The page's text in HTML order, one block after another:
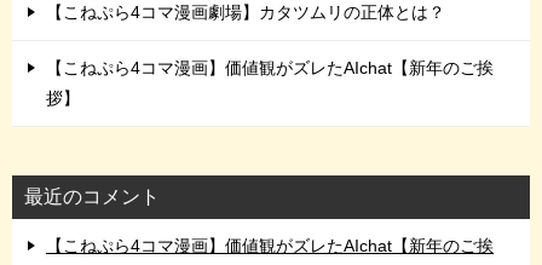
【こねぷら4コマ漫画劇場】カタツムリの正体とは？
【こねぷら4コマ漫画】価値観がズレたAIchat【新年のご挨
拶】
最近のコメント
【こねぷら4コマ漫画】価値観がズレたAIchat【新年のご挨